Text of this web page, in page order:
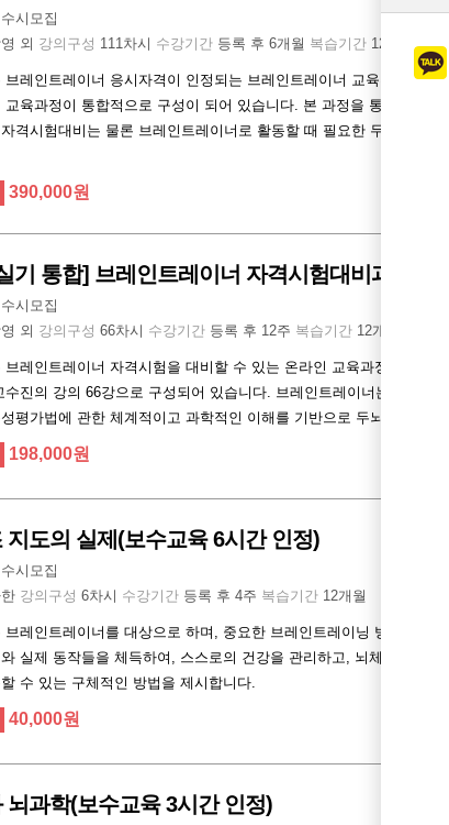
수시모집
외 강의구성 111차시 수강기간 등록 후 6개월 복습기간 12개월
브레인트레이너 응시자격이 인정되는 브레인트레이너 교육훈련과정으
교육과정이 통합적으로 구성이 되어 있습니다. 본 과정을 통해 브레인
격시험대비는 물론 브레인트레이너로 활동할 때 필요한 두뇌훈련전문
390,000원
기 통합] 브레인트레이너 자격시험대비과정
수시모집
외 강의구성 66차시 수강기간 등록 후 12주 복습기간 12개월
브레인트레이너 자격시험을 대비할 수 있는 온라인 교육과정으로 각 분
수진의 강의 66강으로 구성되어 있습니다. 브레인트레이너는 두뇌기능
평가법에 관한 체계적이고 과학적인 이해를 기반으로 두뇌능력향...
198,000원
지도의 실제(보수교육 6시간 인정)
수시모집
강의구성 6차시 수강기간 등록 후 4주 복습기간 12개월
브레인트레이너를 대상으로 하며, 중요한 브레인트레이닝 방법인 뇌체
실제 동작들을 체득하여, 스스로의 건강을 관리하고, 뇌체조 지도 방
수 있는 구체적인 방법을 제시합니다.
40,000원
뇌과학(보수교육 3시간 인정)